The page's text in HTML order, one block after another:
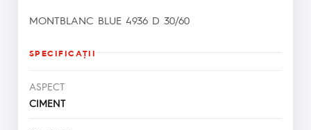
MONTBLANC BLUE 4936 D 30/60
SPECIFICAŢII
ASPECT
CIMENT